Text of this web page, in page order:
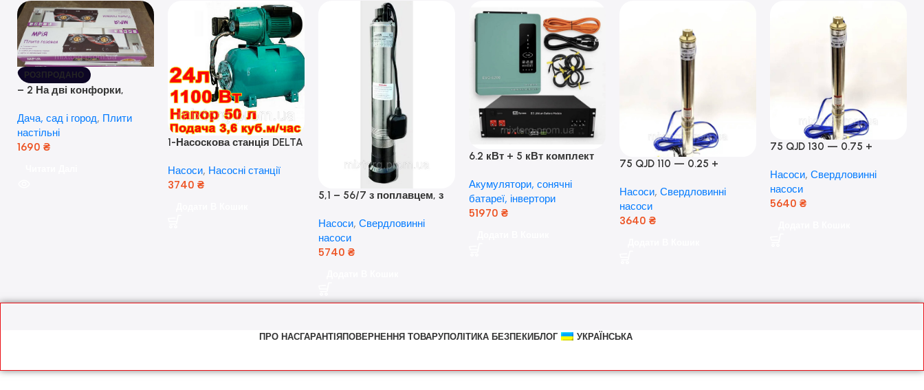
РОЗПРОДАНО
– 2 На дві конфорки,
розпалюванням.
Дача, сад і город, Плити
настільні
1690 ₴
1-Насоскова станція DELTA
кВт) ( Польща)
Насоси, Насосні станції
3740 ₴
5,1 – 56/7 з поплавцем, з
(оригінал Польща)
Насоси, Свердловинні
насоси
5740 ₴
6.2 кВт + 5 кВт комплект
Гібридний інвертор Anern
та акумулятор Dyness, 50А
Акумулятори, сонячні
батареї, інвертори
51970 ₴
75 QJD 110 — 0.25 +
Мідь!
Насоси, Свердловинні
насоси
3640 ₴
75 QJD 130 — 0.75 +
Насоси, Свердловинні
насоси
5640 ₴
ПРО НАСГАРАНТІЯ ПОВЕРНЕННЯ ТОВАРУПОЛІТИКА БЕЗПЕКИ БЛОГ УКРАЇНСЬКА